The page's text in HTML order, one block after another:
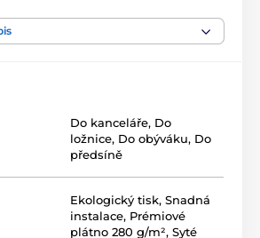
důležitá a proto jsme pro naše
hmotnost je
výběr barev, které jsou
znamená, že nezapáchají a
látky do ovzduší, proto je jen na
obraz zavěsíte. V neposlední
také technologie tisku. Abychom
budou výrazné a kvalitní,
tisk, který poskytujesytost barev
Do kanceláře, Do
ložnice, Do obýváku, Do
předsíně
Ekologický tisk, Snadná
instalace, Prémiové
plátno 280 g/m², Syté